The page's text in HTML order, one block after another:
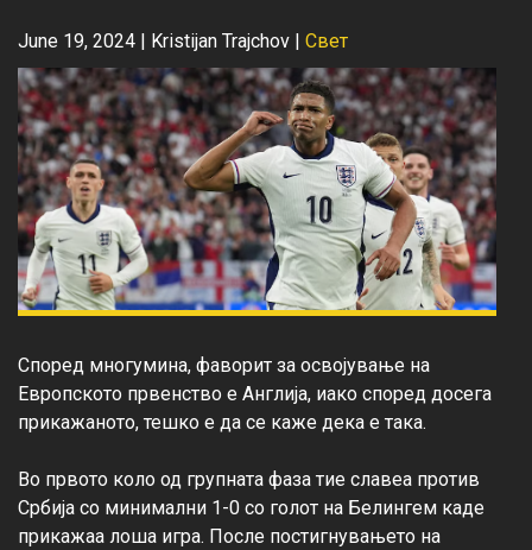
June 19, 2024 | Kristijan Trajchov | Свет
Според многумина, фаворит за освојување на
Европското првенство е Англија, иако според досега
прикажаното, тешко е да се каже дека е така.
Во првото коло од групната фаза тие славеа против
Србија со минимални 1-0 со голот на Белингем каде
прикажаа лоша игра. После постигнувањето на